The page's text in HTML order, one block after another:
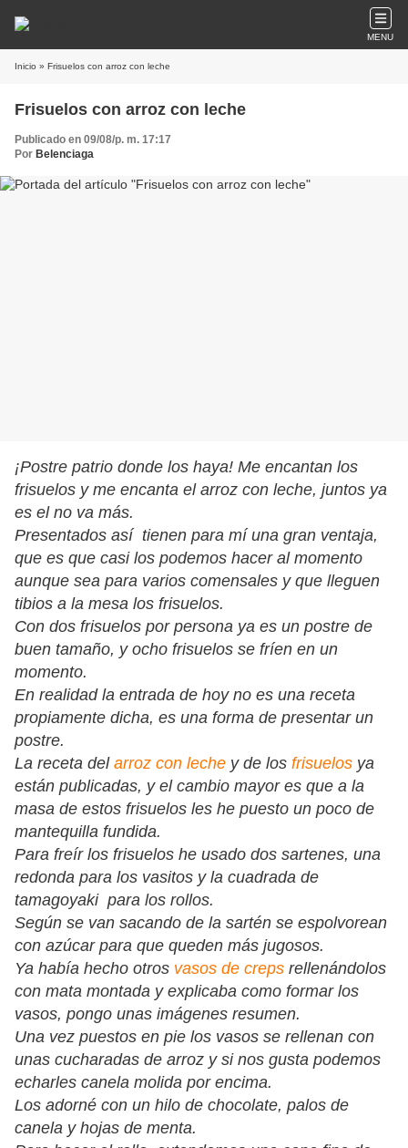
MENU
Inicio » Frisuelos con arroz con leche
Frisuelos con arroz con leche
Publicado en 09/08/p. m. 17:17
Por Belenciaga
¡Postre patrio donde los haya! Me encantan los
frisuelos y me encanta el arroz con leche, juntos ya
es el no va más.
Presentados así tienen para mí una gran ventaja,
que es que casi los podemos hacer al momento
aunque sea para varios comensales y que lleguen
tibios a la mesa los frisuelos.
Con dos frisuelos por persona ya es un postre de
buen tamaño, y ocho frisuelos se fríen en un
momento.
En realidad la entrada de hoy no es una receta
propiamente dicha, es una forma de presentar un
postre.
La receta delarroz con leche y de los frisuelos ya
están publicadas, y el cambio mayor es que a la
masa de estos frisuelos les he puesto un poco de
mantequilla fundida.
Para freír los frisuelos he usado dos sartenes, una
redonda para los vasitos y la cuadrada de
tamagoyaki para los rollos.
Según se van sacando de la sartén se espolvorean
con azúcar para que queden más jugosos.
Ya había hecho otros vasos de creps rellenándolos
con mata montada y explicaba como formar los
vasos, pongo unas imágenes resumen.
Una vez puestos en pie los vasos se rellenan con
unas cucharadas de arroz y si nos gusta podemos
echarles canela molida por encima.
Los adorné con un hilo de chocolate, palos de
canela y hojas de menta.